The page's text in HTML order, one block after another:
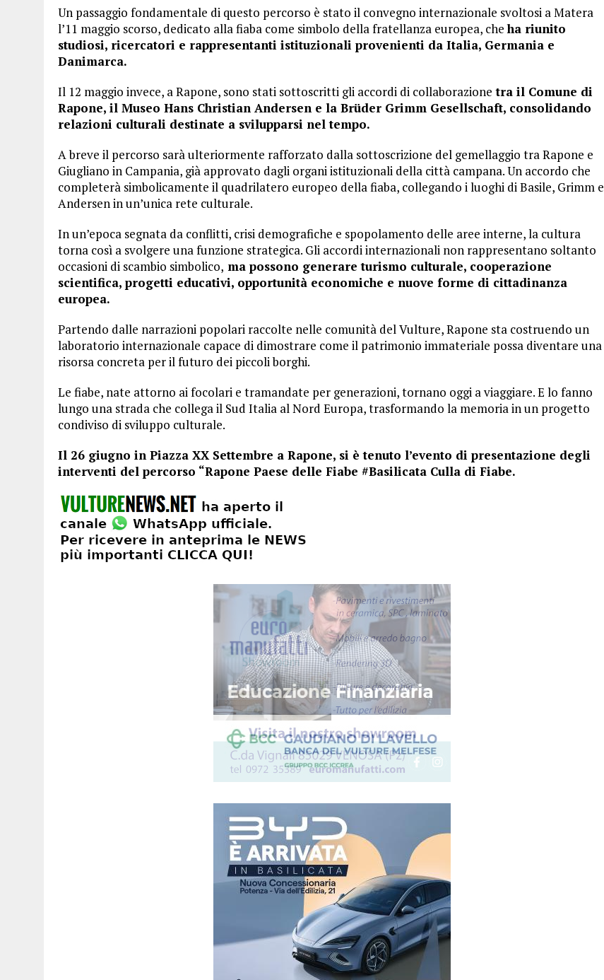
Un passaggio fondamentale di questo percorso è stato il convegno internazionale svoltosi a Matera
l’11 maggio scorso, dedicato alla fiaba come simbolo della fratellanza europea, cheha riunito
studiosi, ricercatori e rappresentanti istituzionali provenienti da Italia, Germania e
Danimarca.
Il 12 maggio invece, a Rapone, sono stati sottoscritti gli accordi di collaborazione tra il Comune di
Rapone, il Museo Hans Christian Andersen e la Brüder Grimm Gesellschaft, consolidando
relazioni culturali destinate a svilupparsi nel tempo.
A breve il percorso sarà ulteriormente rafforzato dalla sottoscrizione del gemellaggio tra Rapone e
Giugliano in Campania, già approvato dagli organi istituzionali della città campana. Un accordo che
completerà simbolicamente il quadrilatero europeo della fiaba, collegando i luoghi di Basile, Grimm e
Andersen in un’unica rete culturale.
In un’epoca segnata da conflitti, crisi demografiche e spopolamento delle aree interne, la cultura
torna così a svolgere una funzione strategica. Gli accordi internazionali non rappresentano soltanto
occasioni di scambio simbolico, ma possono generare turismo culturale, cooperazione
scientifica, progetti educativi, opportunità economiche e nuove forme di cittadinanza
europea.
Partendo dalle narrazioni popolari raccolte nelle comunità del Vulture, Rapone sta costruendo un
laboratorio internazionale capace di dimostrare come il patrimonio immateriale possa diventare una
risorsa concreta per il futuro dei piccoli borghi.
Le fiabe, nate attorno ai focolari e tramandate per generazioni, tornano oggi a viaggiare. E lo fanno
lungo una strada che collega il Sud Italia al Nord Europa, trasformando la memoria in un progetto
condiviso di sviluppo culturale.
Il 26 giugno in Piazza XX Settembre a Rapone, si è tenuto l’evento di presentazione degli
interventi del percorso “Rapone Paese delle Fiabe #Basilicata Culla di Fiabe.